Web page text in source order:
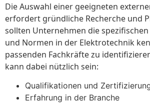
Die Auswahl einer geeigneten
erfordert gründliche Recherche und
sollten Unternehmen die
und Normen in der Elektrotechnik
passenden Fachkräfte zu
kann dabei nützlich sein:
Qualifikationen und
Erfahrung in der Branche